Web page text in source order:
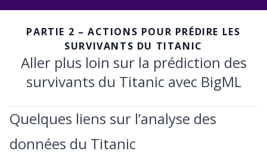
PARTIE 2 – ACTIONS POUR PRÉDIRE LES
SURVIVANTS DU TITANIC
Aller plus loin sur la prédiction des
survivants du Titanic avec BigML
Quelques liens sur l’analyse des
données du Titanic